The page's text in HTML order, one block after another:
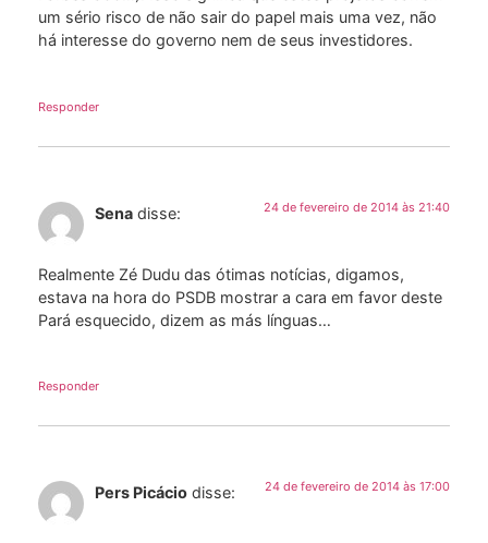
um sério risco de não sair do papel mais uma vez, não
há interesse do governo nem de seus investidores.
Responder
Sena disse: 24 de fevereiro de 2014 às 21:40
Realmente Zé Dudu das ótimas notícias, digamos,
estava na hora do PSDB mostrar a cara em favor deste
Pará esquecido, dizem as más línguas…
Responder
Pers Picácio disse: 24 de fevereiro de 2014 às 17:00